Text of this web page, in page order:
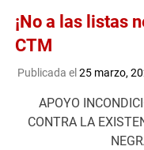
¡No a las listas
CTM
Publicada el 25 marzo,
APOYO
CONTRA LA